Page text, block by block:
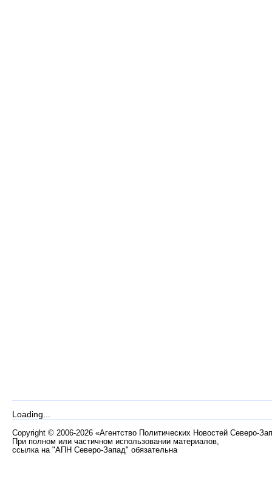
Loading...
Copyright © 2006-2026 «Агентство Политических Новостей Северо-
При полном или частичном использовании материалов,
ссылка на "АПН Северо-Запад" обязательна